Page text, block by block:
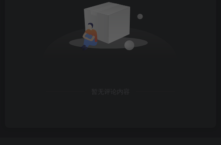
暂无评论内容